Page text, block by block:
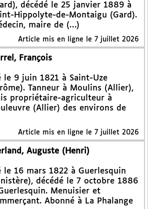
décédé le 25 janvier 1889 à
Hippolyte-de-Montaigu (Gard).
maire de (…)
Article mis en ligne le 7 juillet 2026
François
le 9 juin 1821 à Saint-Uze
Tanneur à Moulins (Allier),
propriétaire-agriculteur à
(Allier) des environs de
Article mis en ligne le 7 juillet 2026
Auguste (Henri)
le 16 mars 1822 à Guerlesquin
décédé le 7 octobre 1886
Menuisier et
Abonné à La Phalange